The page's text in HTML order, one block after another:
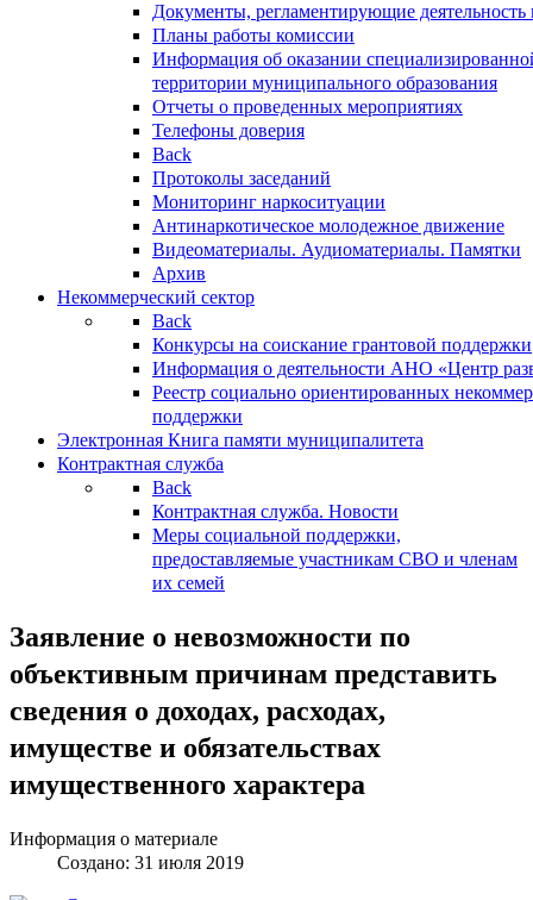
Документы, регламентирующие деятельность
Планы работы комиссии
Информация об оказании
территории муниципального образования
Отчеты о проведенных мероприятиях
Телефоны доверия
Back
Протоколы заседаний
Мониторинг наркоситуации
Антинаркотическое молодежное движение
Видеоматериалы. Аудиоматериалы. Памятки
Архив
Некоммерческий сектор
Back
Конкурсы на соискание грантовой поддержки
Информация о деятельности АНО «Центр
Реестр социально ориентированных
поддержки
Электронная Книга памяти муниципалитета
Контрактная служба
Back
Контрактная служба. Новости
Меры социальной поддержки,
предоставляемые участникам СВО и членам
их семей
Заявление о невозможности по
объективным причинам представить
сведения о доходах, расходах,
имуществе и обязательствах
имущественного характера
Информация о материале
Создано: 31 июля 2019